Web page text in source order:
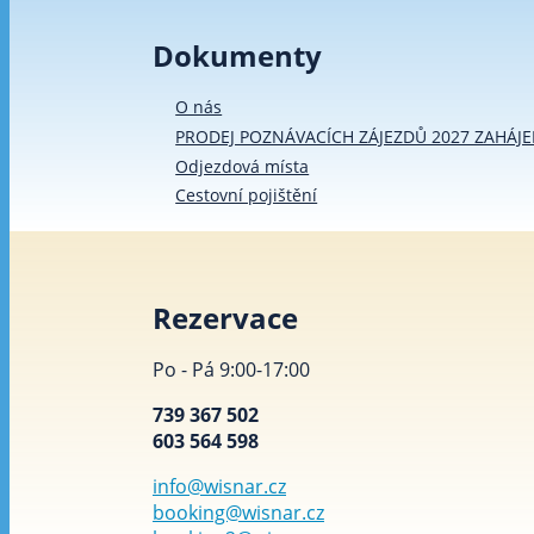
Dokumenty
O nás
PRODEJ POZNÁVACÍCH ZÁJEZDŮ 2027
Odjezdová místa
Cestovní pojištění
Rezervace
Po - Pá 9:00-17:00
739 367 502
603 564 598
info@wisnar.cz
booking@wisnar.cz